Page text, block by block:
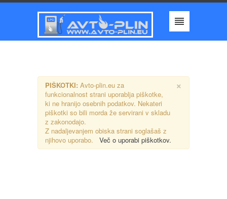
×
PIŠKOTKI: Avto-plin.eu za
funkcionalnost strani uporablja piškotke,
ki ne hranijo osebnih podatkov. Nekateri
piškotki so bili morda že servirani v skladu
z zakonodajo.
Z nadaljevanjem obiska strani soglašaš z
njihovo uporabo.
Več o uporabi piškotkov.